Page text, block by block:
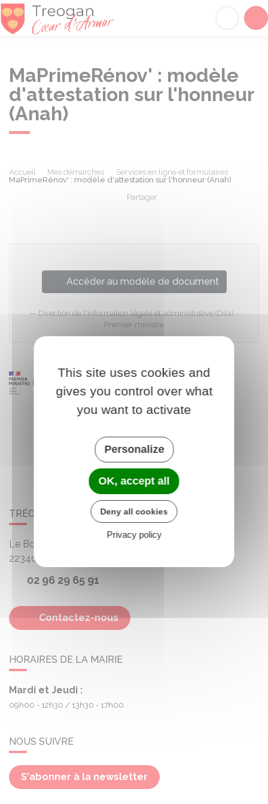
MaPrimeRénov' : modèle
d'attestation sur l'honneur
(Anah)
Accueil Mes démarches
Services en ligne et formulaires
MaPrimeRénov' : modèle d'attestation sur l'honneur (Anah)
Partager
Accéder au modèle de document
Direction de l'information légale et administrative (Dila) -
Premier ministre
TRÉOGAN
Le Bourg
22340
02 96 29 65 91
Contactez-nous
HORAIRES DE LA MAIRIE
Mardi et Jeudi :
09h00 - 12h30 13h30 - 17h00
NOUS SUIVRE
S'abonner à la newsletter
This site uses cookies and
gives you control over what
you want to activate
Personalize
OK, accept all
Deny all cookies
Privacy policy